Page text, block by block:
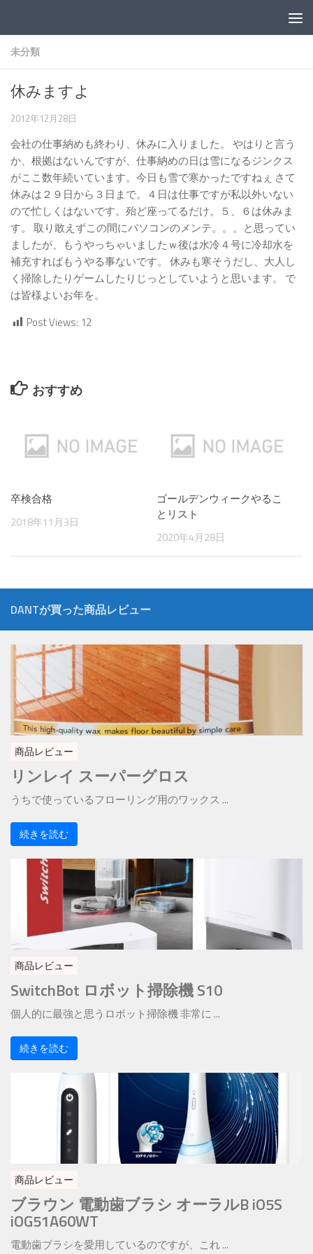
未分類
休みますよ
2012年12月28日
会社の仕事納めも終わり、休みに入りました。 やはりと言う
か、根拠はないんですが、仕事納めの日は雪になるジンクス
がここ数年続いています。今日も雪で寒かったですねぇ さて
休みは２９日から３日まで。４日は仕事ですが私以外いない
ので忙しくはないです。殆ど座ってるだけ。５、６は休みま
す。 取り敢えずこの間にパソコンのメンテ。。。と思ってい
ましたが、もうやっちゃいましたｗ後は水冷４号に冷却水を
補充すればもうやる事ないです。 休みも寒そうだし、大人し
く掃除したりゲームしたりじっとしていようと思います。 で
は皆様よいお年を。
Post Views: 12
おすすめ
卒検合格
2018年11月3日
ゴールデンウィークやるこ
とリスト
2020年4月28日
DANTが買った商品レビュー
商品レビュー
リンレイ スーパーグロス
うちで使っているフローリング用のワックス ...
続きを読む
商品レビュー
SwitchBot ロボット掃除機 S10
個人的に最強と思うロボット掃除機 非常に ...
続きを読む
商品レビュー
ブラウン 電動歯ブラシ オーラルB iO5S
iOG51A60WT
電動歯ブラシを愛用しているのですが、これ ...